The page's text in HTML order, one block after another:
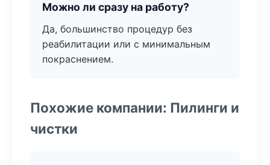
Можно ли сразу на работу?
Да, большинство процедур без
реабилитации или с минимальным
покраснением.
Похожие компании: Пилинги и
чистки